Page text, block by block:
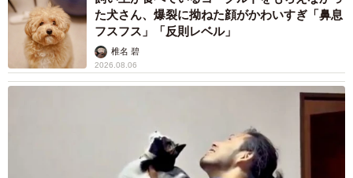
「このドラマが皆さんの『私ちょっとこれやってみたかったかも』のヒ
ントになることができれば」と語る森田 ©️NHK
た犬さん、爆裂に拗ねた顔がかわいすぎ「鼻息
フスフス」「反則レベル」
椎名 碧
2026.08.06